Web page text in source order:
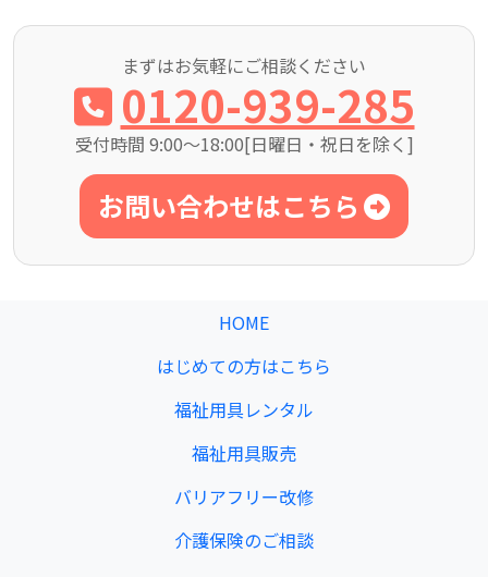
まずはお気軽にご相談ください
0120-939-285
受付時間 9:00～18:00[日曜日・祝日を除く]
お問い合わせはこちら
HOME
はじめての方はこちら
福祉用具レンタル
福祉用具販売
バリアフリー改修
介護保険のご相談